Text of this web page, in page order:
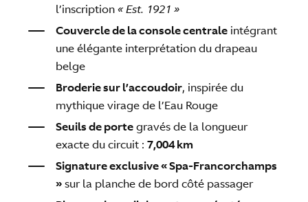
l’inscription« Est. 1921 »
Couvercle de la console centrale intégrant
une élégante interprétation du drapeau
belge
Broderie sur l’accoudoir, inspirée du
mythique virage de l’Eau Rouge
Seuils de portegravés de la longueur
exacte du circuit :7,004 km
Signature exclusive « Spa-Francorchamps
»sur la planche de bord côté passager